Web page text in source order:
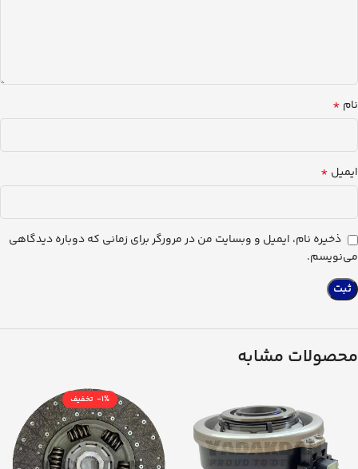
نام *
ایمیل *
ذخیره نام، ایمیل و وبسایت من در مرورگر برای زمانی که دوباره دیدگاهی
می‌نویسم.
محصولات مشابه
-1%